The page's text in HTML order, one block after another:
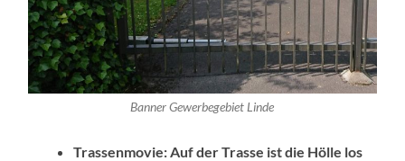
Banner Gewerbegebiet Linde
Trassenmovie: Auf der Trasse ist die Hölle los